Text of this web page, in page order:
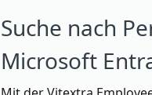
Suche nach
Microsoft